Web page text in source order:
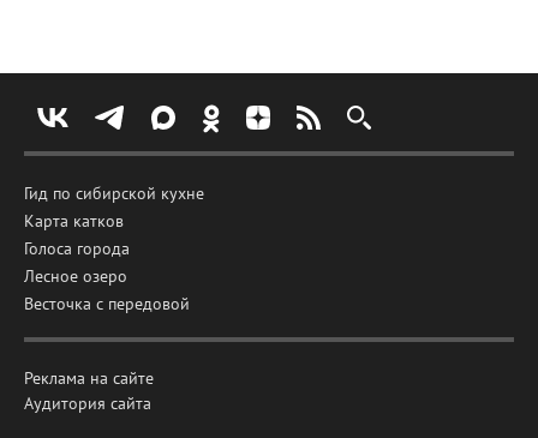
Гид по сибирской кухне
Карта катков
Голоса города
Лесное озеро
Весточка с передовой
Реклама на сайте
Аудитория сайта